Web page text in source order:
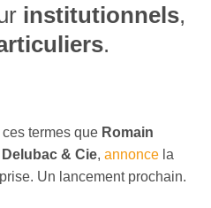
institutionnels,
.
termes que Romain
Delubac & Cie, annonce la
Un lancement prochain.